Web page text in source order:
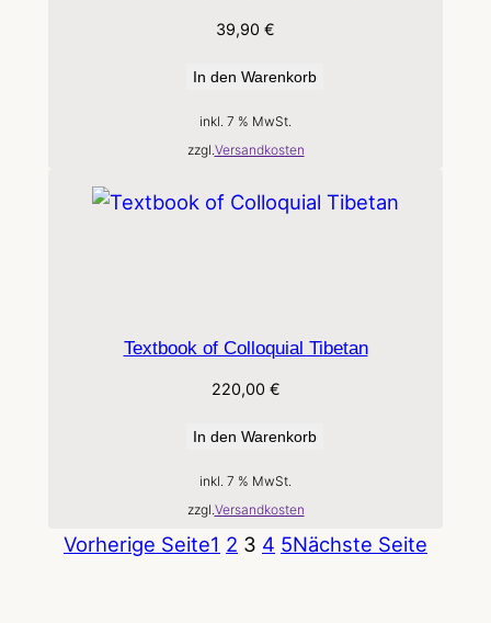
39,90 €
In den Warenkorb
inkl. 7 % MwSt.
zzgl. Versandkosten
Textbook of Colloquial Tibetan
220,00 €
In den Warenkorb
inkl. 7 % MwSt.
zzgl. Versandkosten
Vorherige Seite1 2 3 4 5Nächste Seite